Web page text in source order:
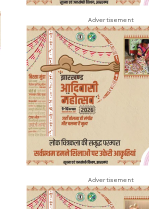
Advertisement
Advertisement